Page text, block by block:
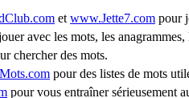
et www.Jette7.com pour
avec les mots, les
chercher des mots.
pour des listes de mots
pour vous entraîner sérieusement